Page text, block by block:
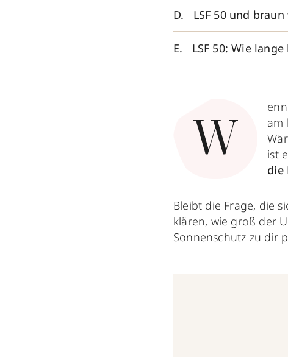
LSF 50 und
LSF 50: Wie
W
am
ist
die
Bleibt die Frage, die
klären, wie groß der
Sonnenschutz zu dir